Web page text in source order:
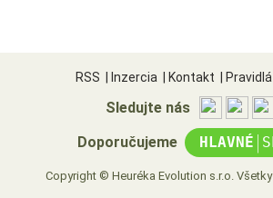
RSS Inzercia Kontakt Pravidlá
Sledujte nás
Doporučujeme HLAVNÉ |
Copyright © Heuréka Evolution s.r.o.